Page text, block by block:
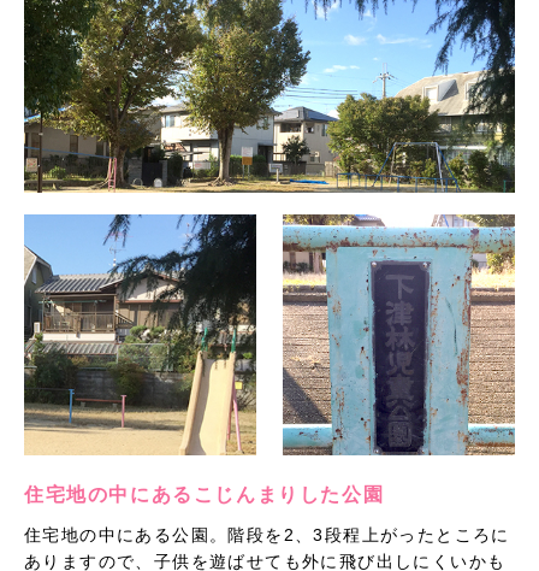
住宅地の中にあるこじんまりした公園
住宅地の中にある公園。階段を2、3段程上がったところに
ありますので、子供を遊ばせても外に飛び出しにくいかも